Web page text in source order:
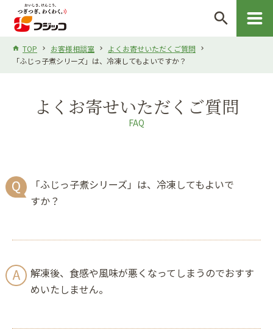
search
TOP お客様相談室
よくお寄せいただくご質問
「ふじっ子煮シリーズ」は、冷凍してもよいですか？
よくお寄せいただくご質問
FAQ
「ふじっ子煮シリーズ」は、冷凍してもよいで
すか？
解凍後、食感や風味が悪くなってしまうのでおすす
めいたしません。